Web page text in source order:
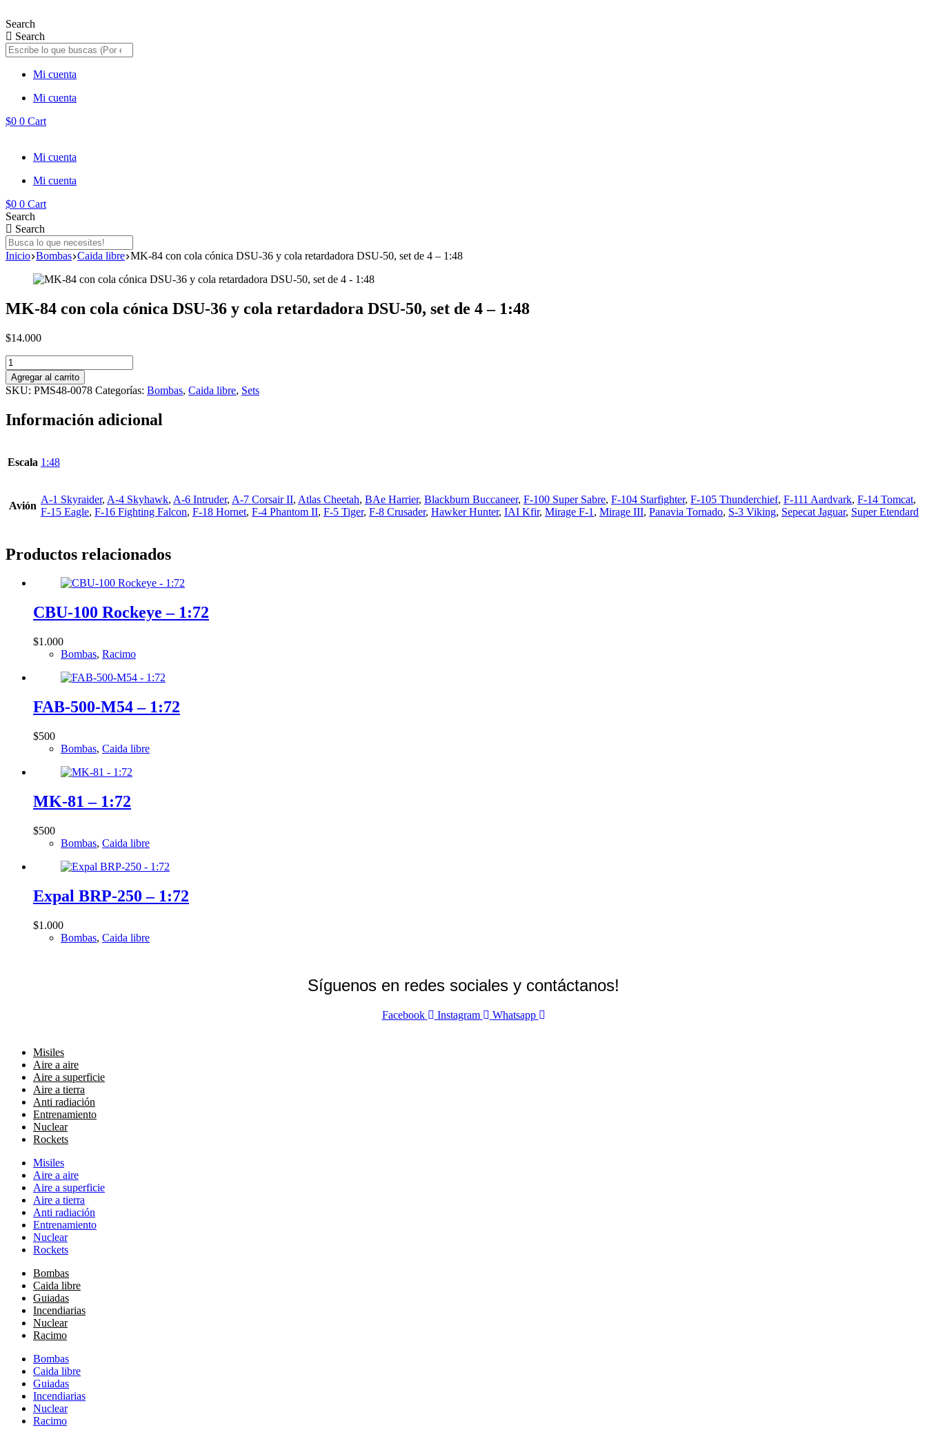
al
contenido
Search
Search
Mi cuenta
Mi cuenta
$0 0 Cart
Mi cuenta
Mi cuenta
$0 0 Cart
Search
Search
Inicio Bombas Caida libre MK-84 con cola cónica DSU-36 y cola retardadora DSU-50, set de 4 – 1:48
MK-84 con cola cónica DSU-36 y cola retardadora DSU-50, set de 4 – 1:48
$14.000
MK-
84
con
cola
DSU-
cola
set
-
1:48
Agregar al carrito
SKU: PMS48-0078 Categorías: Bombas, Caida libre, Sets
Información adicional
Escala 1:48
Avión
A-1 Skyraider, A-4 Skyhawk, A-6 Intruder, A-7 Corsair II, Atlas Cheetah, BAe Harrier, Blackburn Buccaneer, F-100 Super Sabre, F-104 Starfighter, F-105 Thunderchief, F-111 Aardvark, F-14 Tomcat,
F-15 Eagle, F-16 Fighting Falcon, F-18 Hornet, F-4 Phantom II, F-5 Tiger, F-8 Crusader, Hawker Hunter, IAI Kfir, Mirage F-1 , Mirage III, Panavia Tornado, S-3 Viking, Sepecat Jaguar, Super Etendard
Productos relacionados
CBU-100 Rockeye – 1:72
$1.000
Bombas, Racimo
FAB-500-M54 – 1:72
$500
Bombas, Caida libre
MK-81 – 1:72
$500
Bombas, Caida libre
Expal BRP-250 – 1:72
$1.000
Bombas, Caida libre
Síguenos en redes sociales y contáctanos!
Facebook Instagram Whatsapp
Misiles
Aire a aire
Aire a superficie
Aire a tierra
Anti radiación
Entrenamiento
Nuclear
Rockets
Misiles
Aire a aire
Aire a superficie
Aire a tierra
Anti radiación
Entrenamiento
Nuclear
Rockets
Bombas
Caida libre
Guiadas
Incendiarias
Nuclear
Racimo
Bombas
Caida libre
Guiadas
Incendiarias
Nuclear
Racimo